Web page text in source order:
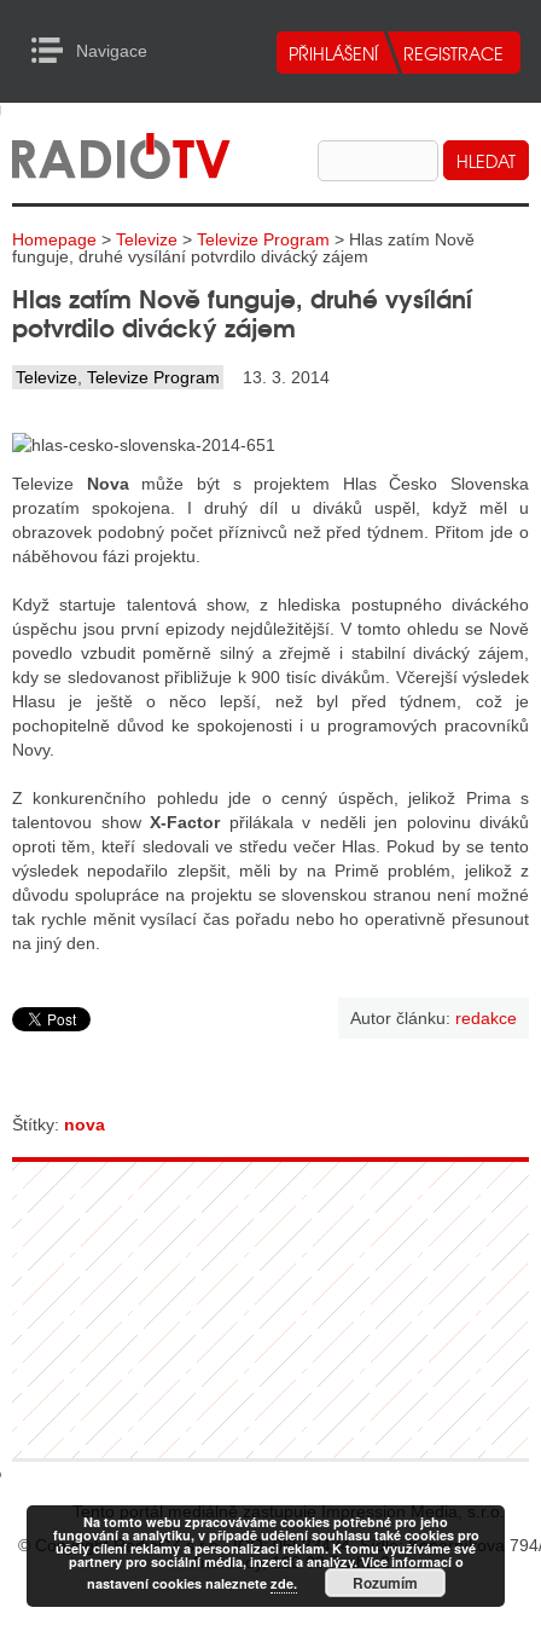
Navigace
RADIA
TELEVIZE
INTERNET
TISK
RADIA
RÁDIÍ
RÁDIÍ
VYSÍLAČE
TELEVIZE
VYSÍLAČE
INTERNET
RÁDIA
STRÁNKY RÁDIÍ
STRÁNKY TV
TISK
STÁT BLOGEREM
BLOGERA
DISKUTÉRA NA RADIOTV
STARŠÍCH DISKUZÍ
to Content
Homepage > Televize > Televize Program > Hlas zatím Nově
funguje, druhé vysílání potvrdilo divácký zájem
Hlas zatím Nově funguje, druhé vysílání
potvrdilo divácký zájem
Televize Televize Program 13. 3. 2014
Televize Novamůže být s projektem Hlas Česko Slovenska
prozatím spokojena. I druhý díl u diváků uspěl, když měl u
obrazovek podobný počet příznivců než před týdnem. Přitom jde o
náběhovou fázi projektu.
Když startuje talentová show, z hlediska postupného diváckého
úspěchu jsou první epizody nejdůležitější. V tomto ohledu se Nově
povedlo vzbudit poměrně silný a zřejmě i stabilní divácký zájem,
kdy se sledovanost přibližuje k 900 tisíc divákům. Včerejší výsledek
Hlasu je ještě o něco lepší, než byl před týdnem, což je
pochopitelně důvod ke spokojenosti i u programových pracovníků
Novy.
Z konkurenčního pohledu jde o cenný úspěch, jelikož Prima s
talentovou show X-Factorpřilákala v neděli jen polovinu diváků
oproti těm, kteří sledovali ve středu večer Hlas. Pokud by se tento
výsledek nepodařilo zlepšit, měli by na Primě problém, jelikož z
důvodu spolupráce na projektu se slovenskou stranou není možné
tak rychle měnit vysílací čas pořadu nebo ho operativně přesunout
na jiný den.
Autor článku: redakce
Štítky: nova
Tento portál mediálně zastupuje Impression Media, s.r.o.
© Copyright RadiaCZ s.r.o., IČO: 06533434, Sídlo: Koperníkova
Vinohrady, 120 00 Praha 2
Na tomto webu zpracováváme cookies potřebné pro jeho
fungování a analytiku, v případě udělení souhlasu také cookies pro
účely cílení reklamy a personalizaci reklam. K tomu využíváme své
partnery pro sociální média, inzerci a analýzy. Více informací o
nastavení cookies naleznete zde. Rozumím